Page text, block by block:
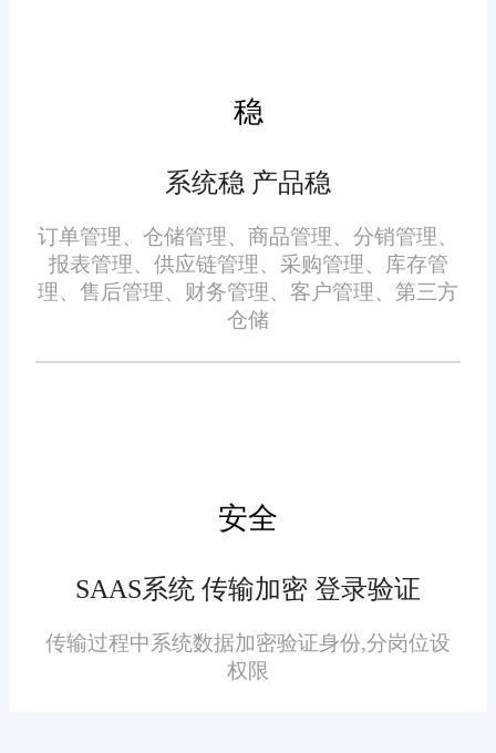
稳
系统稳 产品稳
订单管理、仓储管理、商品管理、分销管理、
报表管理、供应链管理、采购管理、库存管
理、售后管理、财务管理、客户管理、第三方
仓储
安全
SAAS系统 传输加密 登录验证
传输过程中系统数据加密验证身份,分岗位设
权限